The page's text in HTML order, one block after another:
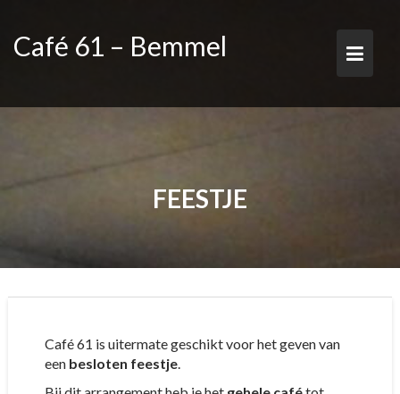
Café 61 – Bemmel
FEESTJE
Café 61 is uitermate geschikt voor het geven van
een besloten feestje.